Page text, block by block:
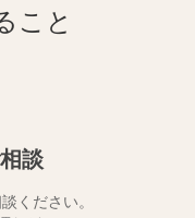
こと
談
ください。